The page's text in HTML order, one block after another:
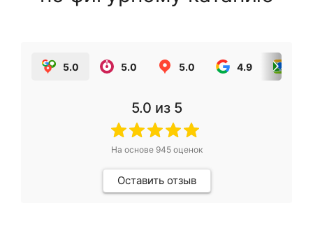
5.0 5.0 5.0 4.9
5.0 из 5
На основе 945оценок
Оставить отзыв